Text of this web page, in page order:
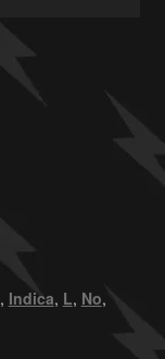
, Indica, L, No,